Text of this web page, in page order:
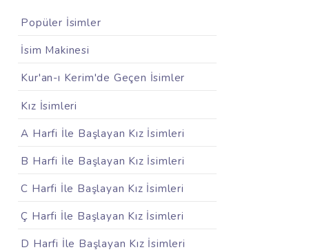
Popüler İsimler
İsim Makinesi
Kur'an-ı Kerim'de Geçen İsimler
Kız İsimleri
A Harfi İle Başlayan Kız İsimleri
B Harfi İle Başlayan Kız İsimleri
C Harfi İle Başlayan Kız İsimleri
Ç Harfi İle Başlayan Kız İsimleri
D Harfi İle Başlayan Kız İsimleri